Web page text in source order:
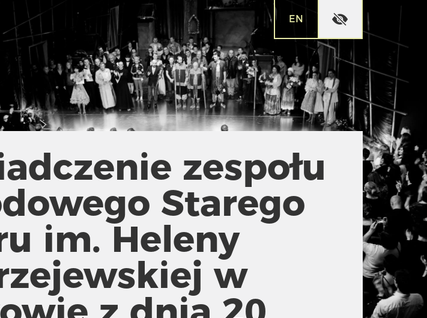
EN
zespołu
Starego
im. Heleny
w